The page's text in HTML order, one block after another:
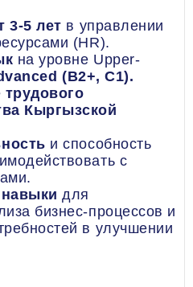
3-5 лет в управлении
(HR).
на уровне Upper-
(B2+, C1).
трудового
Кыргызской
и способность
с
для
бизнес-процессов и
в улучшении